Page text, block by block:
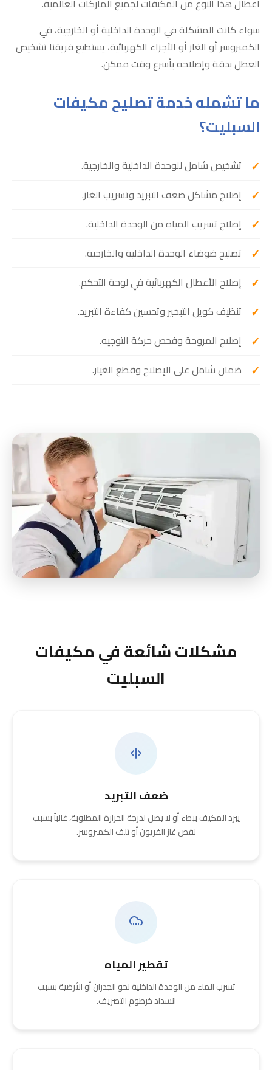
سواء كانت المشكلة في الوحدة الداخلية أو الخارجية، في
الكمبروسر أو الغاز أو الأجزاء الكهربائية، يستطيع فريقنا تشخيص
العطل بدقة وإصلاحه بأسرع وقت ممكن.
ما تشمله خدمة تصليح مكيفات
السبليت؟
تشخيص شامل للوحدة الداخلية والخارجية.
إصلاح مشاكل ضعف التبريد وتسريب الغاز.
إصلاح تسريب المياه من الوحدة الداخلية.
تصليح ضوضاء الوحدة الداخلية والخارجية.
إصلاح الأعطال الكهربائية في لوحة التحكم.
تنظيف كويل التبخير وتحسين كفاءة التبريد.
إصلاح المروحة وفحص حركة التوجيه.
ضمان شامل على الإصلاح وقطع الغيار.
مشكلات شائعة في مكيفات
السبليت
ضعف التبريد
يبرد المكيف ببطء أو لا يصل لدرجة الحرارة المطلوبة، غالباً بسبب
نقص غاز الفريون أو تلف الكمبروسر.
تقطير المياه
تسرب الماء من الوحدة الداخلية نحو الجدران أو الأرضية بسبب
انسداد خرطوم التصريف.